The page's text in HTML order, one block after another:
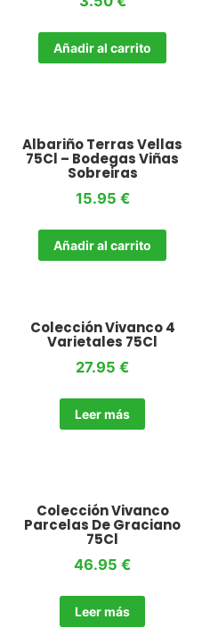
Añadir al carrito
Albariño Terras Vellas
75Cl – Bodegas Viñas
Sobreiras
15.95 €
Añadir al carrito
Colección Vivanco 4
Varietales 75Cl
27.95€
Leer más
Colección Vivanco
Parcelas De Graciano
75Cl
46.95€
Leer más